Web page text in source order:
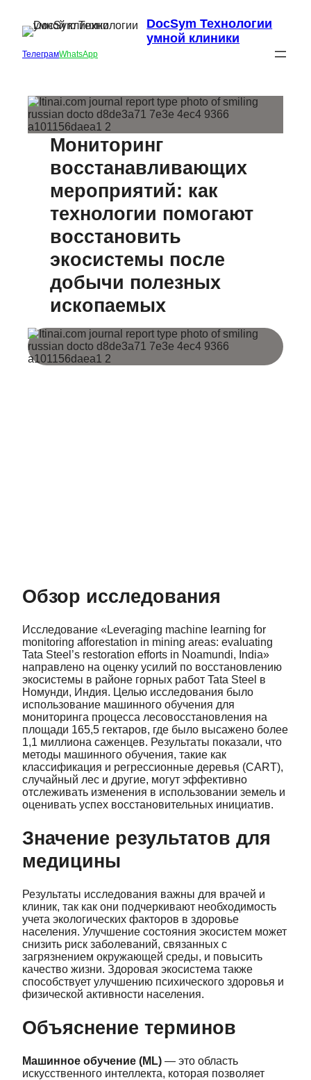
DocSym Технологии
умной клиники
ТелеграмWhatsApp
Мониторинг
восстанавливающих
мероприятий: как
технологии помогают
восстановить
экосистемы после
добычи полезных
ископаемых
Обзор исследования
Исследование «Leveraging machine learning for
monitoring afforestation in mining areas: evaluating
Tata Steel’s restoration efforts in Noamundi, India»
направлено на оценку усилий по восстановлению
экосистемы в районе горных работ Tata Steel в
Номунди, Индия. Целью исследования было
использование машинного обучения для
мониторинга процесса лесовосстановления на
площади 165,5 гектаров, где было высажено более
1,1 миллиона саженцев. Результаты показали, что
методы машинного обучения, такие как
классификация и регрессионные деревья (CART),
случайный лес и другие, могут эффективно
отслеживать изменения в использовании земель и
оценивать успех восстановительных инициатив.
Значение результатов для
медицины
Результаты исследования важны для врачей и
клиник, так как они подчеркивают необходимость
учета экологических факторов в здоровье
населения. Улучшение состояния экосистем может
снизить риск заболеваний, связанных с
загрязнением окружающей среды, и повысить
качество жизни. Здоровая экосистема также
способствует улучшению психического здоровья и
физической активности населения.
Объяснение терминов
Машинное обучение (ML) — это область
искусственного интеллекта, которая позволяет